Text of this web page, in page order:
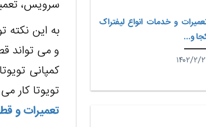
سرویس،
به این نکته
و می تواند
کمپانی
تویوتا کار
تعمیرات و
و خدمات انواع لیفتراک
و...
۲/۲۱